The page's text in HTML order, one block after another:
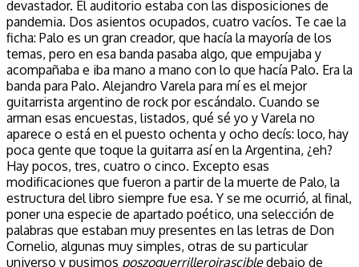
devastador. El auditorio estaba con las disposiciones de
pandemia. Dos asientos ocupados, cuatro vacíos. Te cae la
ficha: Palo es un gran creador, que hacía la mayoría de los
temas, pero en esa banda pasaba algo, que empujaba y
acompañaba e iba mano a mano con lo que hacía Palo. Era la
banda para Palo. Alejandro Varela para mí es el mejor
guitarrista argentino de rock por escándalo. Cuando se
arman esas encuestas, listados, qué sé yo y Varela no
aparece o está en el puesto ochenta y ocho decís: loco, hay
poca gente que toque la guitarra así en la Argentina, ¿eh?
Hay pocos, tres, cuatro o cinco. Excepto esas
modificaciones que fueron a partir de la muerte de Palo, la
estructura del libro siempre fue esa. Y se me ocurrió, al final,
poner una especie de apartado poético, una selección de
palabras que estaban muy presentes en las letras de Don
Cornelio, algunas muy simples, otras de su particular
universo y pusimos poszoguerrilleroirascibledebajo de